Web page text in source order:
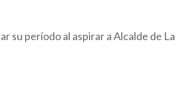
su período al aspirar a Alcalde de La